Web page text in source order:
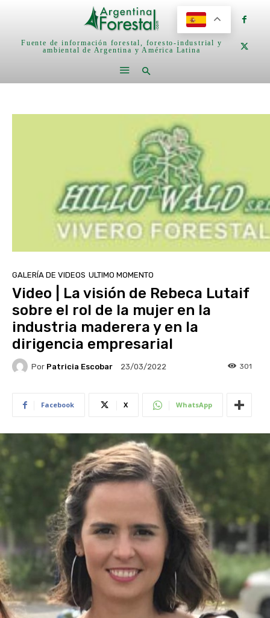
Fuente de información forestal, foresto-industrial y
ambiental de Argentina y América Latina
GALERÍA DE VIDEOS ULTIMO MOMENTO
Video | La visión de Rebeca Lutaif
sobre el rol de la mujer en la
industria maderera y en la
dirigencia empresarial
Por Patricia Escobar 23/03/2022 301
Facebook X WhatsApp